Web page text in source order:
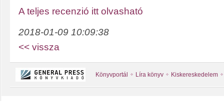
A teljes recenzió itt olvasható
2018-01-09 10:09:38
<< vissza
Könyvportál Líra könyv Kiskereskedelem